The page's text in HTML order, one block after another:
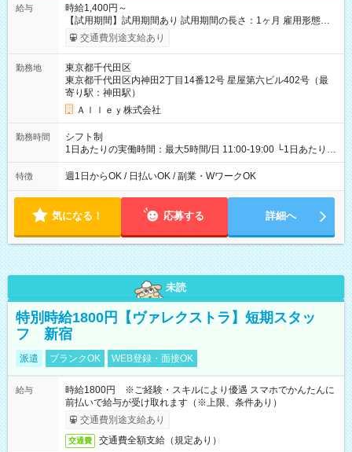
給与
時給1,400円～
【試用期間】試用期間あり 試用期間の長さ：1ヶ月 雇用形態、
給与は本採用時と同じです。
交通費別途支給あり
勤務地
東京都千代田区
東京都千代田区内神田2丁目14番12号 星屋第六ビル402号（最
寄り駅：神田駅）
Ａｌｌｅｙ株式会社
勤務時間
シフト制
1日あたりの実働時間：最大5時間/日 11:00-19:00 └1日あたりの
実働時間：1-5時間 └上記の時間帯内であれば、いつでも勤務可
能！ └平日・土曜日の中で、お好きな曜日でご勤務いただけま
18:00 などのように、自由な働き方が可能なお仕事です！
特徴 週1日からOK / 日払いOK / 副業・WワークOK
気になる！ 応募する 詳細へ
未読
特別時給1800円【ヴァレクストラ】短期スタッ
フ 新宿
派遣 ブランクOK WEB登録・面接OK
給与
時給1800円 ※ご経験・スキルにより優遇 スマホでかんたんに
前払いで給与が受け取れます（※上限、条件あり）
交通費別途支給あり
交通費 交通費全額支給（規定あり）